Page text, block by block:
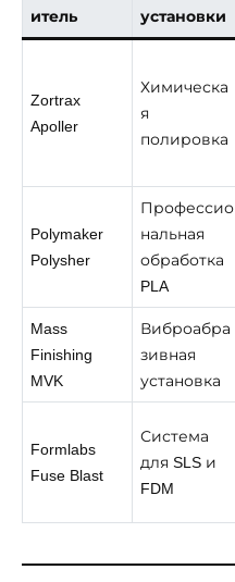
итель
установки
Zortrax
Apoller
Химическа
я
полировка
Polymaker
Polysher
Профессио
нальная
обработка
PLA
Mass
Finishing
MVK
Виброабра
зивная
установка
Formlabs
Fuse Blast
Система
для SLS и
FDM